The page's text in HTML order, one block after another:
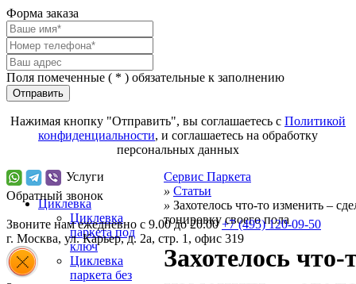
Форма заказа
Поля помеченные ( * ) обязательные к заполнению
Отправить
Нажимая кнопку "Отправить", вы соглашаетесь с Политикой
конфиденциальности, и соглашаетесь на обработку
персональных данных
Обратный звонок
Звоните нам ежедневно с 9.00 до 20.00 +7 (495) 120-09-50
г. Москва, ул. Карьер, д. 2а, стр. 1, офис 319
Услуги
Циклевка
Циклевка
паркета под
ключ
Циклевка
паркета без
Сервис Паркета
» Статьи
» Захотелось что-то изменить –
тонировку своего пола
Захотелось что-